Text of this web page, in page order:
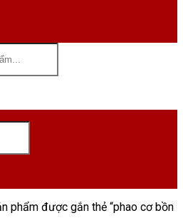
phẩm được gắn thẻ “phao cơ bồn